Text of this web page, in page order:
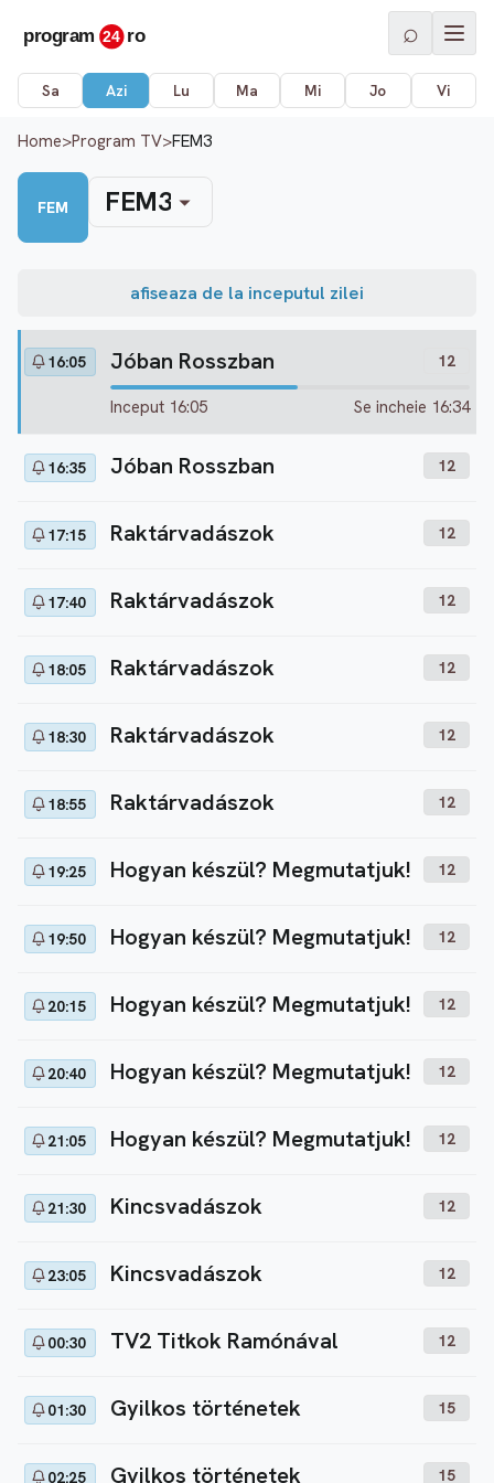
⌕
Sa Azi Lu Ma Mi Jo Vi
Home>Program TV>FEM3
FEM FEM3
afiseaza de la inceputul zilei
16:05 Jóban Rosszban 12
Inceput 16:05 Se incheie 16:34
16:35 Jóban Rosszban 12
17:15 Raktárvadászok 12
17:40 Raktárvadászok 12
18:05 Raktárvadászok 12
18:30 Raktárvadászok 12
18:55 Raktárvadászok 12
19:25 Hogyan készül? Megmutatjuk! 12
19:50 Hogyan készül? Megmutatjuk! 12
20:15 Hogyan készül? Megmutatjuk! 12
20:40 Hogyan készül? Megmutatjuk! 12
21:05 Hogyan készül? Megmutatjuk! 12
21:30 Kincsvadászok 12
23:05 Kincsvadászok 12
00:30 TV2 Titkok Ramónával 12
01:30 Gyilkos történetek 15
02:25 Gyilkos történetek 15